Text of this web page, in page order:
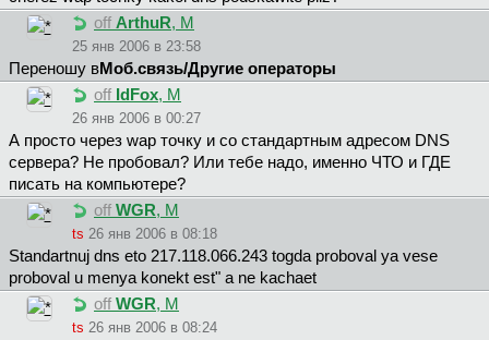
off ArthuR, М
25 янв 2006 в 23:58
Переношу вМоб.связь/Другие операторы
off IdFox, М
26 янв 2006 в 00:27
А просто через wap точку и со стандартным адресом DNS
сервера? Не пробовал? Или тебе надо, именно ЧТО и ГДЕ
писать на компьютере?
off WGR, М
ts 26 янв 2006 в 08:18
Standartnuj dns eto 217.118.066.243 togda proboval ya vese
proboval u menya konekt est" a ne kachaet
off WGR, М
ts 26 янв 2006 в 08:24